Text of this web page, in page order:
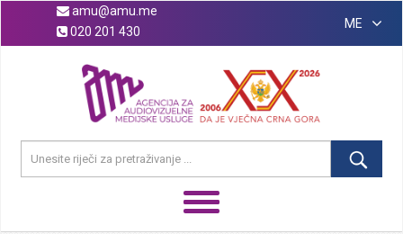
amu@amu.me
020 201 430
ME